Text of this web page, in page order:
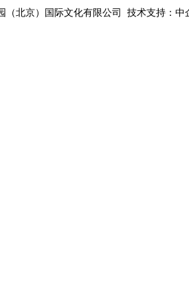
（北京）国际文化有限公司 技术支持：